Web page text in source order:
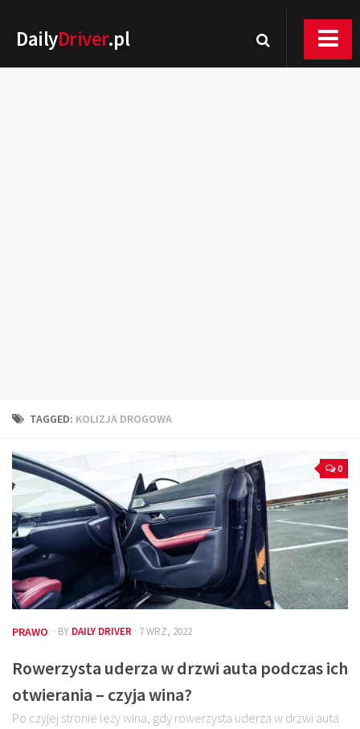
DailyDriver.pl
Technika jazdy
Kalkulatory
Przelicznik mocy
Auto z niemiec
Galerie
TAGGED: KOLIZJA DROGOWA
0
PRAWO · BY DAILY DRIVER · 7 WRZ, 2022
Rowerzysta uderza w drzwi auta podczas ich
otwierania – czyja wina?
Po czyjej stronie leży wina, gdy rowerzysta uderza w drzwi auta